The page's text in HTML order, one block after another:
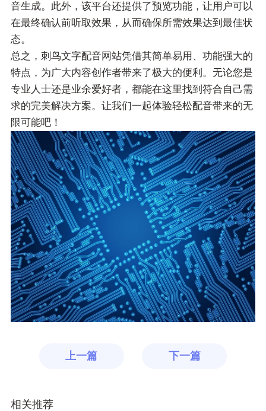
音生成。此外，该平台还提供了预览功能，让用户可以
在最终确认前听取效果，从而确保所需效果达到最佳状
态。
总之，刺鸟文字配音网站凭借其简单易用、功能强大的
特点，为广大内容创作者带来了极大的便利。无论您是
专业人士还是业余爱好者，都能在这里找到符合自己需
求的完美解决方案。让我们一起体验轻松配音带来的无
限可能吧！
上一篇 下一篇
相关推荐